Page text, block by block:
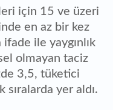
için 15 ve üzeri
en az bir kez
ile yaygınlık
olmayan taciz
3,5, tüketici
sıralarda yer aldı.